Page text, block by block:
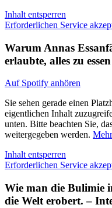
Inhalt entsperren
Erforderlichen Service
Warum Annas
erlaubte, alles zu essen
Auf Spotify anhören
Sie sehen gerade einen
eigentlichen Inhalt
unten. Bitte beachten Sie,
weitergegeben werden.
Inhalt entsperren
Erforderlichen Service
Wie man die Bulimie
die Welt erobert. –